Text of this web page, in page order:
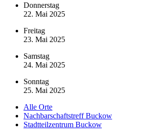
Donnerstag
22. Mai 2025
Freitag
23. Mai 2025
Samstag
24. Mai 2025
Sonntag
25. Mai 2025
Alle Orte
Nachbarschaftstreff Buckow
Stadtteilzentrum Buckow